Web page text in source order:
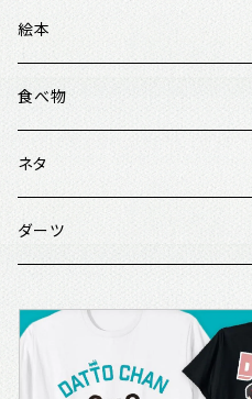
オーバーサイズ
レギュラーサイズ
パーカー
スウェット
帽子
タオル
バッグ
マグカップ
ペンケース
絵本
食べ物
寿司
スイーツ
ネタ
ダーツ